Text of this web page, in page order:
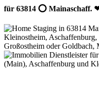
für 63814 ⭕ Mainaschaff.